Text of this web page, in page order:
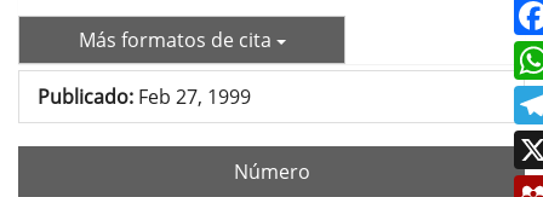
Más formatos de cita
Publicado: Feb 27, 1999
Número